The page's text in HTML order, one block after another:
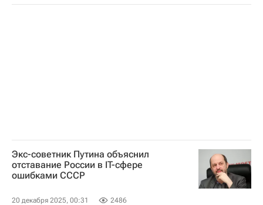
Microsoft Corporation
Общество
Экс-советник Путина объяснил
отставание России в IT-сфере
ошибками СССР
20 декабря 2025, 00:31 2486